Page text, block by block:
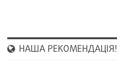
НАША РЕКОМЕНДАЦІЯ!